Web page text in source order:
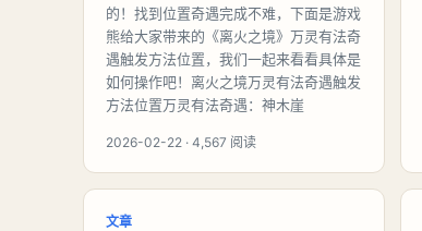
的！找到位置奇遇完成不难，下面是游戏
熊给大家带来的《离火之境》万灵有法奇
遇触发方法位置，我们一起来看看具体是
如何操作吧！离火之境万灵有法奇遇触发
方法位置万灵有法奇遇：神木崖
2026-02-22 · 4,567 阅读
文章